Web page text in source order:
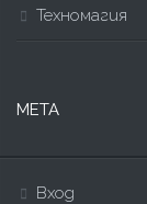
Техномагия
МЕТА
Вход